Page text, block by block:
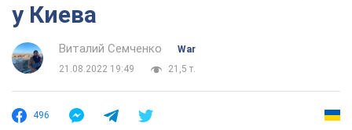
у Киева
Виталий Семченко
War
21.08.2022 19:49
21,5 т.
496